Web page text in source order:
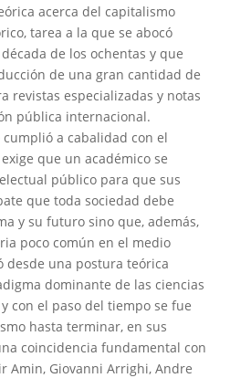
acerca del capitalismo
tarea a la que se abocó
de los ochentas y que
de una gran cantidad de
revistas especializadas y notas
pública internacional.
a cabalidad con el
que un académico se
público para que sus
que toda sociedad debe
y su futuro sino que, además,
poco común en el medio
desde una postura teórica
dominante de las ciencias
con el paso del tiempo se fue
hasta terminar, en sus
coincidencia fundamental con
Amin, Giovanni Arrighi, Andre